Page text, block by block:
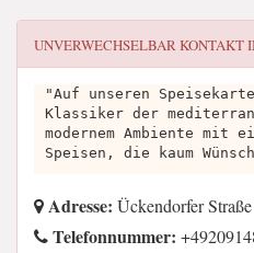
UNVERWECHSELBARKONTAKT
"Auf unseren
Klassiker der
modernem Ambiente mit
Speisen, die kaum
Adresse: Ückendorfer
Telefonnummer: